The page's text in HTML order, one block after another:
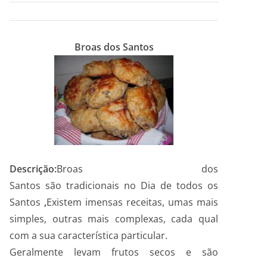
Broas dos Santos
Descrição:Broas dos
Santos são tradicionais no Dia de todos os
Santos ,Existem imensas receitas, umas mais
simples, outras mais complexas, cada qual
com a sua característica particular.
Geralmente levam frutos secos e são